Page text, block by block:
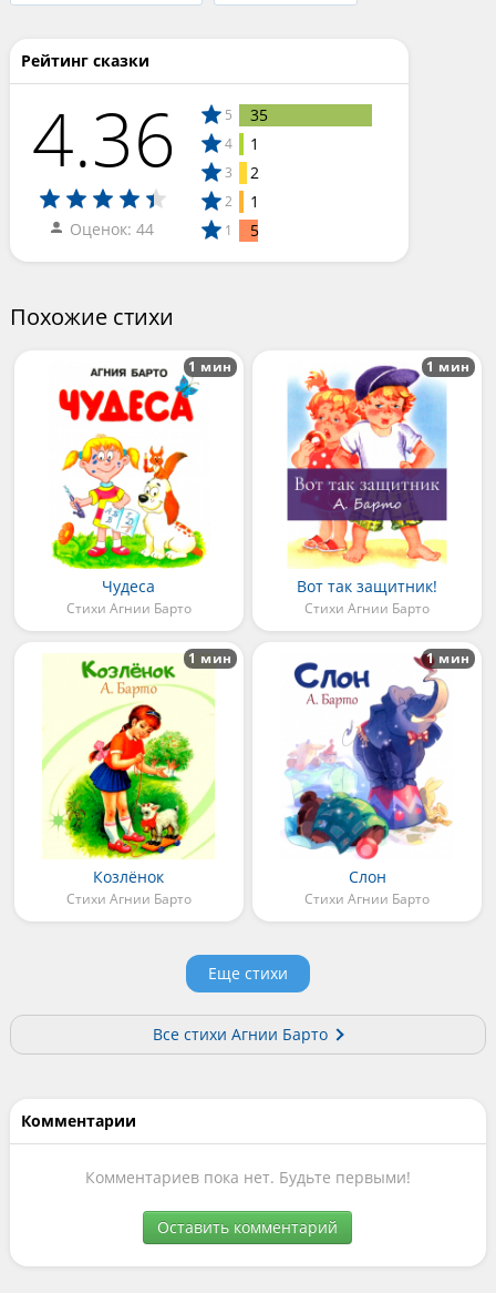
Рейтинг сказки
4.36
Оценок: 44
5 35
4 1
3 2
2 1
1 5
Похожие стихи
Чудеса
Стихи Агнии Барто
1 мин
Вот так защитник!
Стихи Агнии Барто
1 мин
Козлёнок
Стихи Агнии Барто
1 мин
Слон
Стихи Агнии Барто
1 мин
Еще стихи
Все стихи Агнии Барто
Комментарии
Комментариев пока нет. Будьте первыми!
Оставить комментарий